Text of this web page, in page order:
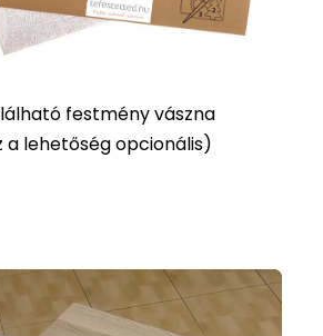
festmény vászna
a lehetőség opcionális)